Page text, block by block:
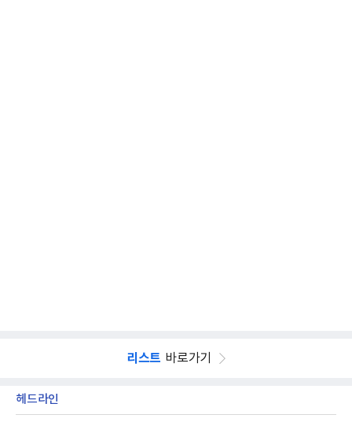
리스트 바로가기
헤드라인